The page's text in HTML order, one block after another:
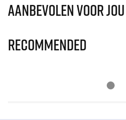
Aanbevolen voor jou
Recommended